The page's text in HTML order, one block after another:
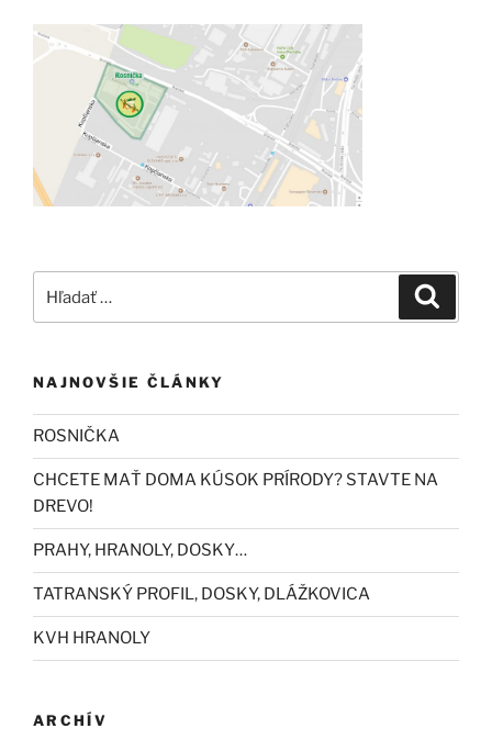
NAJNOVŠIE ČLÁNKY
ROSNIČKA
CHCETE MAŤ DOMA KÚSOK PRÍRODY? STAVTE NA
DREVO!
PRAHY, HRANOLY, DOSKY…
TATRANSKÝ PROFIL, DOSKY, DLÁŽKOVICA
KVH HRANOLY
ARCHÍV